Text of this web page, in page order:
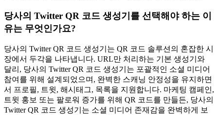
당사의 Twitter QR 코드 생성기를 선택해야 하는 이
유는 무엇인가요?
당사의 Twitter QR 코드 생성기는 QR 코드 솔루션의 혼잡한 시
장에서 두각을 나타냅니다. URL만 처리하는 기본 생성기와
달리, 당사의 Twitter QR 코드 생성기는 포괄적인 소셜 미디어
참여를 위해 설계되었으며, 완벽한 스캐닝 안정성을 유지하면
서 프로필, 트윗, 해시태그, 목록을 지원합니다. 마케팅 캠페인,
트윗 홍보 또는 팔로워 증가를 위해 QR 코드를 만들든, 당사의
Twitter QR 코드 생성기는 소셜 미디어 존재감을 완벽하게 보